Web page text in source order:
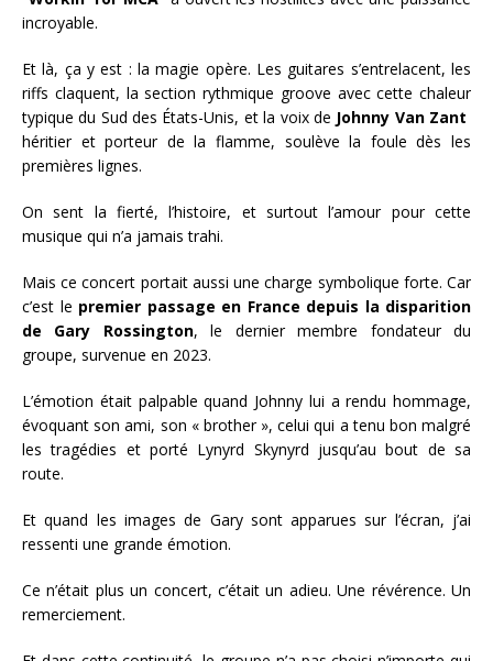
incroyable.
Et là, ça y est : la magie opère. Les guitares s’entrelacent, les
riffs claquent, la section rythmique groove avec cette chaleur
typique du Sud des États-Unis, et la voix de Johnny Van Zant
héritier et porteur de la flamme, soulève la foule dès les
premières lignes.
On sent la fierté, l’histoire, et surtout l’amour pour cette
musique qui n’a jamais trahi.
Mais ce concert portait aussi une charge symbolique forte. Car
c’est le premier passage en France depuis la disparition
de Gary Rossington, le dernier membre fondateur du
groupe, survenue en 2023.
L’émotion était palpable quand Johnny lui a rendu hommage,
évoquant son ami, son « brother », celui qui a tenu bon malgré
les tragédies et porté Lynyrd Skynyrd jusqu’au bout de sa
route.
Et quand les images de Gary sont apparues sur l’écran, j’ai
ressenti une grande émotion.
Ce n’était plus un concert, c’était un adieu. Une révérence. Un
remerciement.